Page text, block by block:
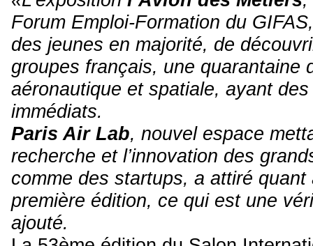
Forum Emploi-Formation du
des jeunes en majorité, de
groupes français, une quarantaine
aéronautique et spatiale, ayant
immédiats.
Paris Air Lab, nouvel espace
recherche et l’innovation des
comme des startups, a attiré
première édition, ce qui est une
ajouté.